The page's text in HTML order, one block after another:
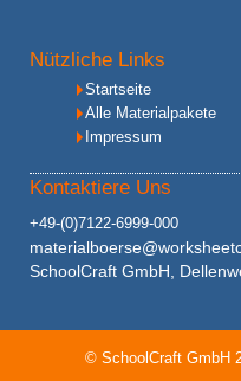
Nützliche Links
Startseite
Alle Materialpakete
Impressum
Kontaktiere Uns
+49-(0)7122-6999-000
SchoolCraft GmbH,
© SchoolCraft GmbH